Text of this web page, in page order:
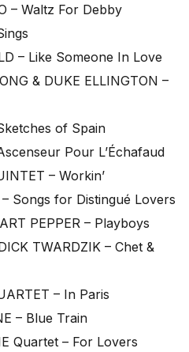
– Waltz For Debby
– Like Someone In Love
& DUKE ELLINGTON –
of Spain
Pour L’Échafaud
– Workin’
Songs for Distingué Lovers
PEPPER – Playboys
TWARDZIK – Chet &
– In Paris
– Blue Train
Quartet – For Lovers